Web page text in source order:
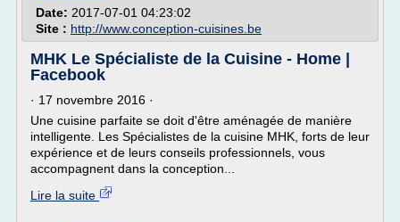
Date: 2017-07-01 04:23:02
Site : http://www.conception-cuisines.be
MHK Le Spécialiste de la Cuisine - Home |
Facebook
· 17 novembre 2016 ·
Une cuisine parfaite se doit d'être aménagée de manière
intelligente. Les Spécialistes de la cuisine MHK, forts de leur
expérience et de leurs conseils professionnels, vous
accompagnent dans la conception...
Lire la suite